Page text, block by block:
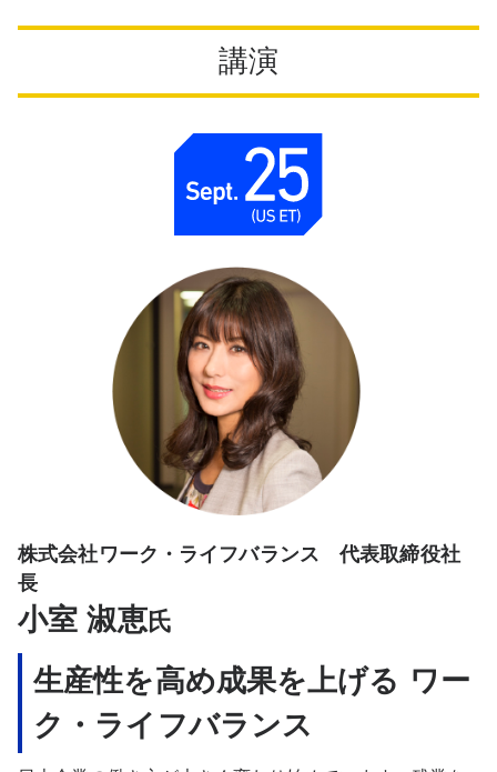
講演
株式会社ワーク・ライフバランス 代表取締役社
長
小室 淑恵氏
生産性を高め成果を上げる ワー
ク・ライフバランス